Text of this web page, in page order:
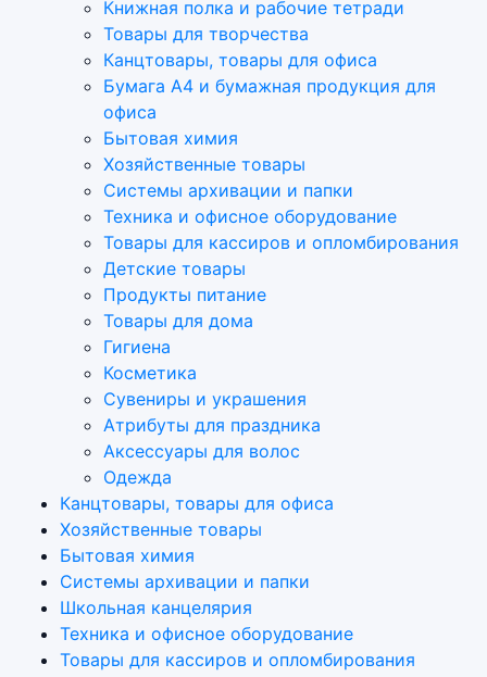
Книжная полка и рабочие тетради
Товары для творчества
Канцтовары, товары для офиса
Бумага А4 и бумажная продукция для
офиса
Бытовая химия
Хозяйственные товары
Системы архивации и папки
Техника и офисное оборудование
Товары для кассиров и опломбирования
Детские товары
Продукты питание
Товары для дома
Гигиена
Косметика
Сувениры и украшения
Атрибуты для праздника
Аксеcсуары для волос
Одежда
Канцтовары, товары для офиса
Хозяйственные товары
Бытовая химия
Системы архивации и папки
Школьная канцелярия
Техника и офисное оборудование
Товары для кассиров и опломбирования